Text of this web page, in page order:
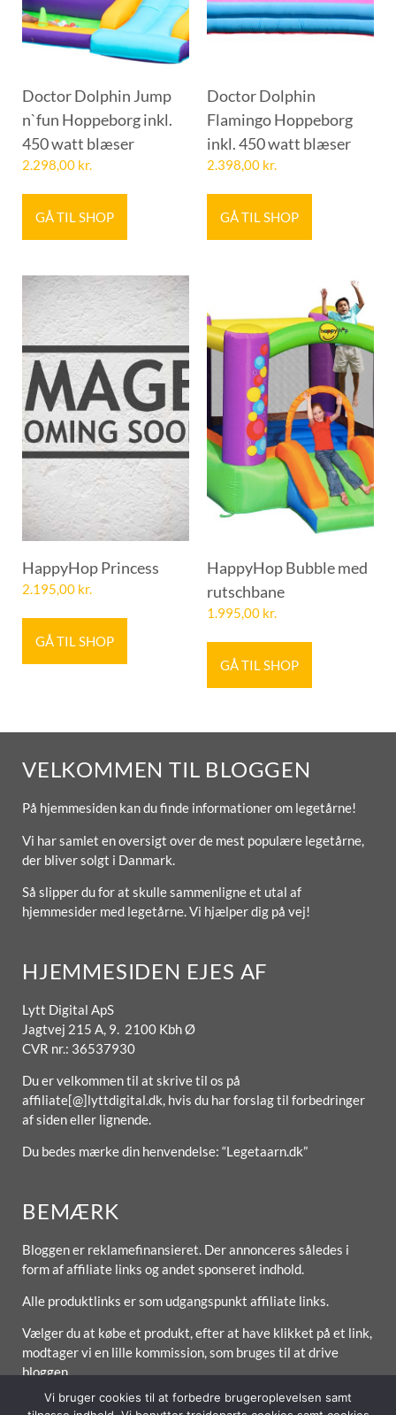
Doctor Dolphin Jump
n`fun Hoppeborg inkl.
450 watt blæser
2.298,00 kr.
GÅ TIL SHOP
Doctor Dolphin
Flamingo Hoppeborg
inkl. 450 watt blæser
2.398,00 kr.
GÅ TIL SHOP
HappyHop Princess
2.195,00 kr.
GÅ TIL SHOP
HappyHop Bubble med
rutschbane
1.995,00 kr.
GÅ TIL SHOP
VELKOMMEN TIL BLOGGEN
På hjemmesiden kan du finde informationer om legetårne!
Vi har samlet en oversigt over de mest populære legetårne,
der bliver solgt i Danmark.
Så slipper du for at skulle sammenligne et utal af
hjemmesider med legetårne. Vi hjælper dig på vej!
HJEMMESIDEN EJES AF
Lytt Digital ApS
Jagtvej 215 A, 9. 2100 Kbh Ø
CVR nr.: 36537930
Du er velkommen til at skrive til os på
affiliate[@]lyttdigital.dk, hvis du har forslag til forbedringer
af siden eller lignende.
Du bedes mærke din henvendelse: “Legetaarn.dk”
BEMÆRK
Bloggen er reklamefinansieret. Der annonceres således i
form af affiliate links og andet sponseret indhold.
Alle produktlinks er som udgangspunkt affiliate links.
Vælger du at købe et produkt, efter at have klikket på et link,
modtager vi en lille kommission, som bruges til at drive
bloggen.
Vi bruger cookies til at forbedre brugeroplevelsen samt